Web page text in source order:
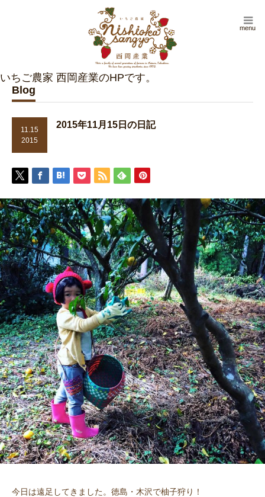
menu
Blog
11.15
2015
2015年11月15日の日記
今日は遠足してきました。徳島・木沢で柚子狩り！